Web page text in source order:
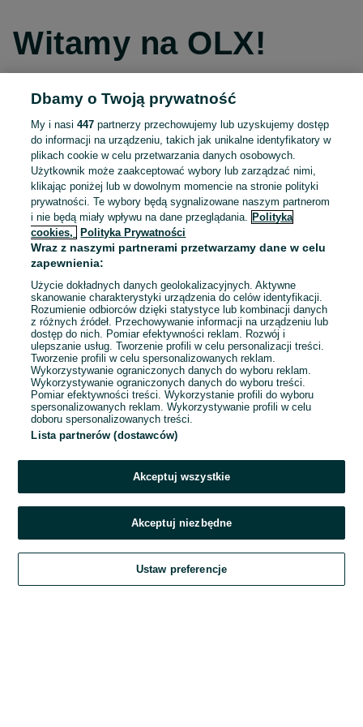
Witamy na OLX!
Kontynuuj przez Facebooka
Kontynuuj przez konto Apple
Kontynuuj przez konto Google
LUB
E-mail
Hasło
Zaloguj się
Kontynuując za pośrednictwem jednego z dostawców wskazanych powyżej,
OLX.pl w jego aktualnym brzmieniu.
Dbamy o Twoją prywatność
My i nasi447 partnerzy przechowujemy lub uzyskujemy dostęp
do informacji na urządzeniu, takich jak unikalne identyfikatory w
plikach cookie w celu przetwarzania danych osobowych.
Użytkownik może zaakceptować wybory lub zarządzać nimi,
klikając poniżej lub w dowolnym momencie na stronie polityki
prywatności. Te wybory będą sygnalizowane naszym partnerom
i nie będą miały wpływu na dane przeglądania.
Polityka
cookies,
Polityka Prywatności
Wraz z naszymi partnerami przetwarzamy dane w celu
zapewnienia:
Użycie dokładnych danych geolokalizacyjnych. Aktywne
skanowanie charakterystyki urządzenia do celów identyfikacji.
Rozumienie odbiorców dzięki statystyce lub kombinacji danych
z różnych źródeł. Przechowywanie informacji na urządzeniu lub
dostęp do nich. Pomiar efektywności reklam. Rozwój i
ulepszanie usług. Tworzenie profili w celu personalizacji treści.
Tworzenie profili w celu spersonalizowanych reklam.
Wykorzystywanie ograniczonych danych do wyboru reklam.
Wykorzystywanie ograniczonych danych do wyboru treści.
Pomiar efektywności treści. Wykorzystanie profili do wyboru
spersonalizowanych reklam. Wykorzystywanie profili w celu
doboru spersonalizowanych treści.
Lista partnerów (dostawców)
Akceptuj wszystkie
Akceptuj niezbędne
Ustaw preferencje